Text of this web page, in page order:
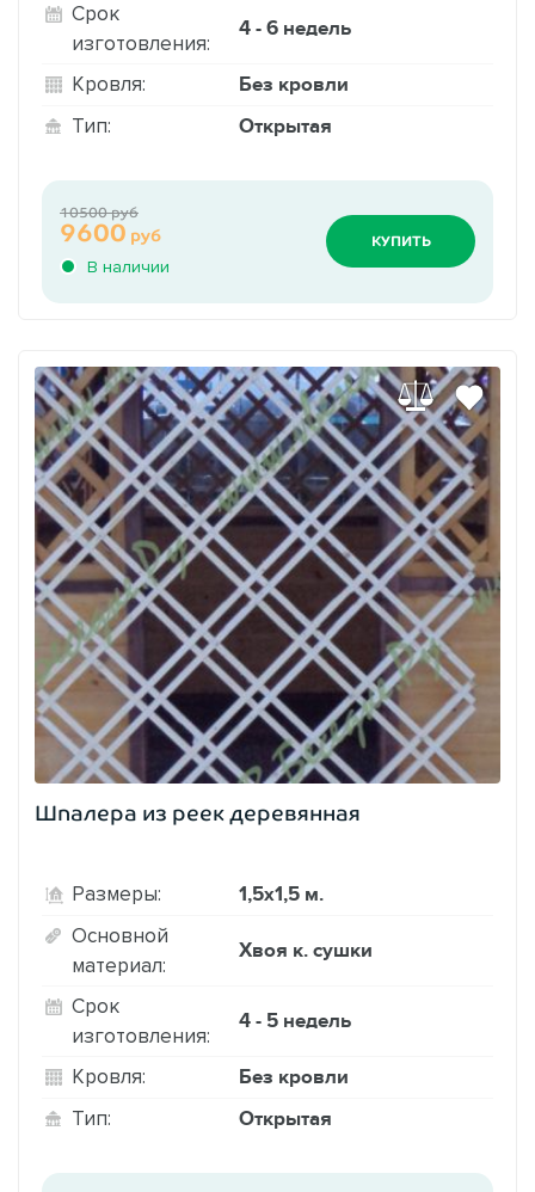
Срок
изготовления:
4 - 6 недель
Кровля: Без кровли
Тип: Открытая
В наличии
9600 руб
10500 руб
КУПИТЬ
Шпалера из реек деревянная
Размеры: 1,5х1,5 м.
Основной
материал:
Хвоя к. сушки
Срок
изготовления:
4 - 5 недель
Кровля: Без кровли
Тип: Открытая